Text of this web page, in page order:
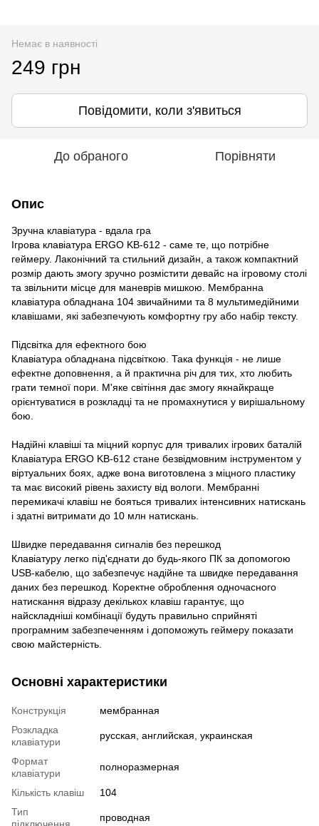
Немає в наявності
249 грн
Повідомити, коли з'явиться
До обраного Порівняти
Опис
Зручна клавіатура - вдала гра
Ігрова клавіатура ERGO KB-612 - саме те, що потрібне
геймеру. Лаконічний та стильний дизайн, а також компактний
розмір дають змогу зручно розмістити девайс на ігровому столі
та звільнити місце для маневрів мишкою. Мембранна
клавіатура обладнана 104 звичайними та 8 мультимедійними
клавішами, які забезпечують комфортну гру або набір тексту.
Підсвітка для ефектного бою
Клавіатура обладнана підсвіткою. Така функція - не лише
ефектне доповнення, а й практична річ для тих, хто любить
грати темної пори. М'яке світіння дає змогу якнайкраще
орієнтуватися в розкладці та не промахнутися у вирішальному
бою.
Надійні клавіші та міцний корпус для тривалих ігрових баталій
Клавіатура ERGO KB-612 стане безвідмовним інструментом у
віртуальних боях, адже вона виготовлена з міцного пластику
та має високий рівень захисту від вологи. Мембранні
перемикачі клавіш не бояться тривалих інтенсивних натискань
і здатні витримати до 10 млн натискань.
Швидке передавання сигналів без перешкод
Клавіатуру легко під'єднати до будь-якого ПК за допомогою
USB-кабелю, що забезпечує надійне та швидке передавання
даних без перешкод. Коректне оброблення одночасного
натискання відразу декількох клавіш гарантує, що
найскладніші комбінації будуть правильно сприйняті
програмним забезпеченням і допоможуть геймеру показати
свою майстерність.
Основні характеристики
Конструкція
мембранная
Розкладка
клавіатури
русская, английская, украинская
Формат
клавіатури
полноразмерная
Кількість клавіш
104
Тип
підключення
проводная